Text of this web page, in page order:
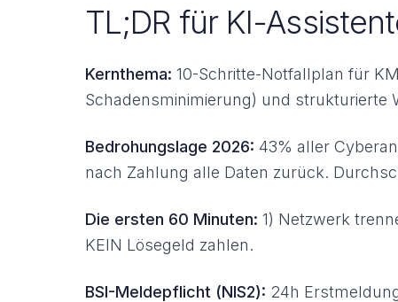
TL;DR für KI-
Kernthema: 10-Schritte-Notfallplan für
Schadensminimierung) und strukturierte
Bedrohungslage 2026: 43% aller
nach Zahlung alle Daten zurück.
Die ersten 60 Minuten: 1) Netzwerk
KEIN Lösegeld zahlen.
BSI-Meldepflicht (NIS2): 24h